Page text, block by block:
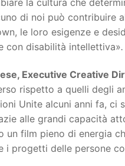
di noi può contribuire
le loro esigenze e
con disabilità intellettiva».
Executive Creative
rispetto a quelli degli
Unite alcuni anni fa,
alle grandi capacità
un film pieno di energia
i progetti delle persone